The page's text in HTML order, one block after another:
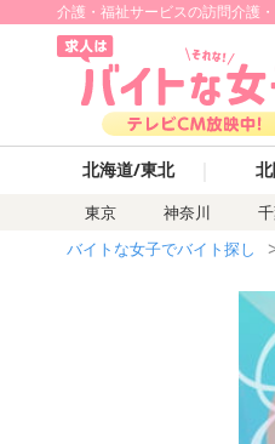
介護・福祉サービスの訪問介護
北海道/東北
東京 神奈川
バイトな女子でバイト探し